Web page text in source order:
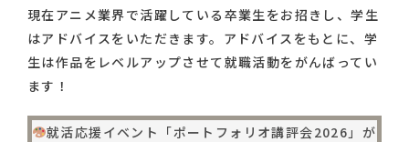
現在アニメ業界で活躍している卒業生をお招きし、学生
はアドバイスをいただきます。アドバイスをもとに、学
生は作品をレベルアップさせて就職活動をがんばってい
ます！
就活応援イベント「ポートフォリオ講評会2026」が